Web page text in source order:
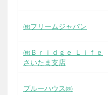
㈱フリームジャパン
㈱Ｂｒｉｄｇｅ Ｌｉｆｅ
さいたま支店
ブルーハウス㈱